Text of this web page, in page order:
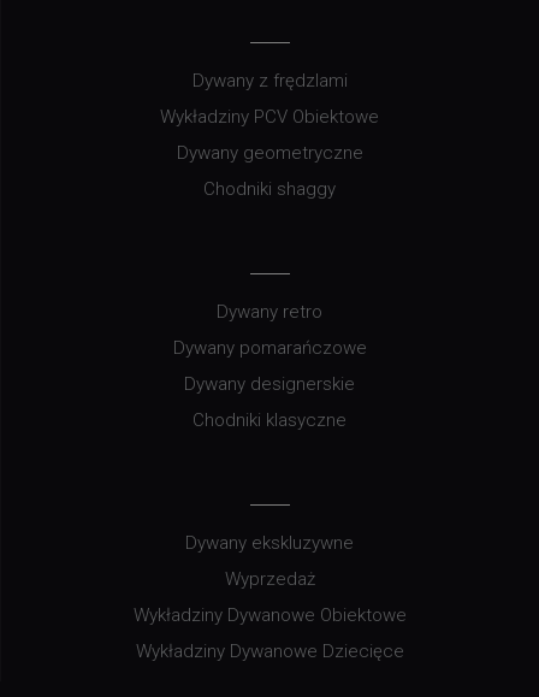
Dywany z frędzlami
Wykładziny PCV Obiektowe
Dywany geometryczne
Chodniki shaggy
Dywany retro
Dywany pomarańczowe
Dywany designerskie
Chodniki klasyczne
Dywany ekskluzywne
Wyprzedaż
Wykładziny Dywanowe Obiektowe
Wykładziny Dywanowe Dziecięce